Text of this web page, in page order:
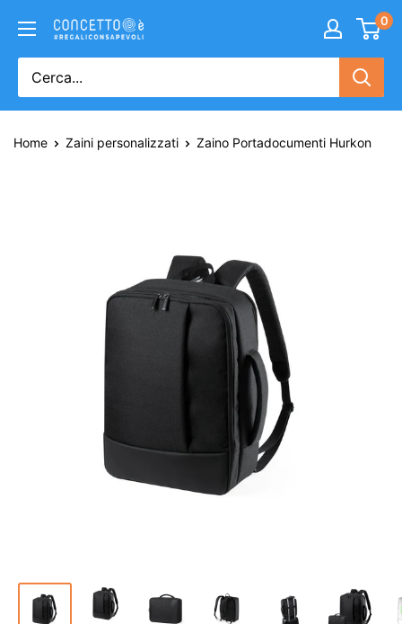
0
Home Zaini personalizzati Zaino Portadocumenti Hurkon